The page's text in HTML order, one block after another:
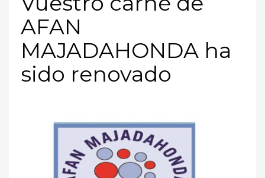
AFAN
MAJADAHONDA ha
sido renovado